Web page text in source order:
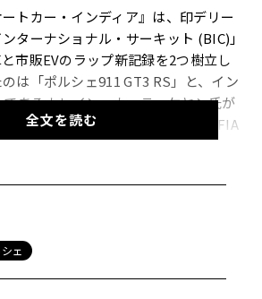
トカー・インディア』は、印デリー
ターナショナル・サーキット (BIC)」
市販EVのラップ新記録を2つ樹立し
は「ポルシェ911 GT3 RS」と、イン
であるナレイン・カーティケヤン氏が
ターボS」だ。ラップタイムは、FIA
ータースポーツ団体「インドモータ
た元F1スターであるナレイン・カーテ
2019年に「911 GT2 RS」で記録した
全文を読む
ェ